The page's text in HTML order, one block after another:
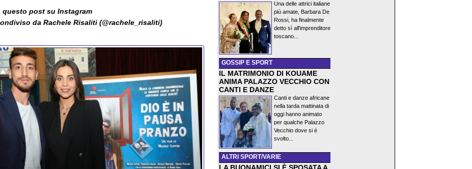
questo post su Instagram
da Rachele Risaliti (@rachele_risaliti)
Una delle attrici italiane
più amate, Barbara De
Rossi, ha finalmente
detto sì all'imprenditore
toscano...
GOSSIP E SPORT
IL MATRIMONIO DI KOUAME
ANIMA PALAZZO VECCHIO CON
CANTI E DANZE
Canti e danze africane
nella tarda mattinata di
oggi hanno animato
per qualche Palazzo
Vecchio dove si è
svolto...
ALTRI SPORT/VARIE